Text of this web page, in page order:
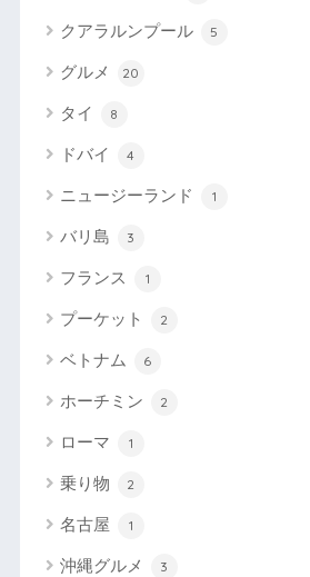
クアラルンプール 5
グルメ 20
タイ 8
ドバイ 4
ニュージーランド 1
バリ島 3
フランス 1
プーケット 2
ベトナム 6
ホーチミン 2
ローマ 1
乗り物 2
名古屋 1
沖縄グルメ 3